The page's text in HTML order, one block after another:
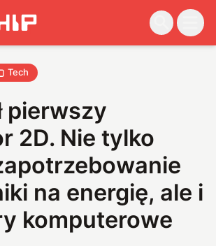
Tech
pierwszy
2D. Nie tylko
na energię, ale i
komputerowe